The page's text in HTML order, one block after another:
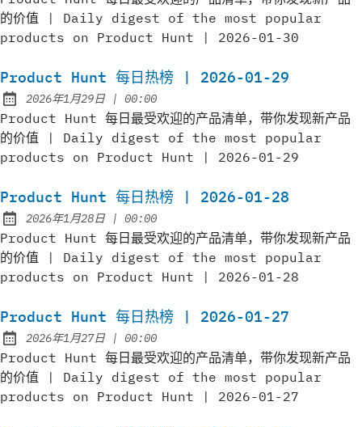
的价值 | Daily digest of the most popular
products on Product Hunt | 2026-01-30
Product Hunt 每日热榜 | 2026-01-29
Published:
2026年1月29日| at
00:00
Product Hunt 每日最受欢迎的产品清单，带你发现新产品
的价值 | Daily digest of the most popular
products on Product Hunt | 2026-01-29
Product Hunt 每日热榜 | 2026-01-28
Published:
2026年1月28日| at
00:00
Product Hunt 每日最受欢迎的产品清单，带你发现新产品
的价值 | Daily digest of the most popular
products on Product Hunt | 2026-01-28
Product Hunt 每日热榜 | 2026-01-27
Published:
2026年1月27日| at
00:00
Product Hunt 每日最受欢迎的产品清单，带你发现新产品
的价值 | Daily digest of the most popular
products on Product Hunt | 2026-01-27